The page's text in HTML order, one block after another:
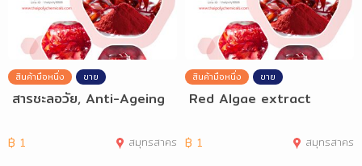
สินค้ามือหนึ่ง ขาย
สารชะลอวัย, Anti-Ageing
฿ 1 สมุทรสาคร
สินค้ามือหนึ่ง ขาย
Red Algae extract
฿ 1 สมุทรสาคร